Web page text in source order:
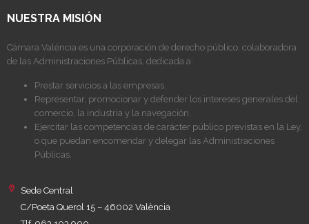
NUESTRA MISIÓN
Cámara València es una corporación de derecho público, colaboradora
de las Administraciones Públicas, dedicada a:
Prestar servicios a las empresas.
Representar, promocionar y defender los intereses generales del
comercio, la industria y la navegación.
Ejercitar las competencias de carácter público previstas en la Ley,
o que puedan encomendar y delegar las Administraciones
Públicas.
Sede Central
C/Poeta Querol 15 – 46002 València